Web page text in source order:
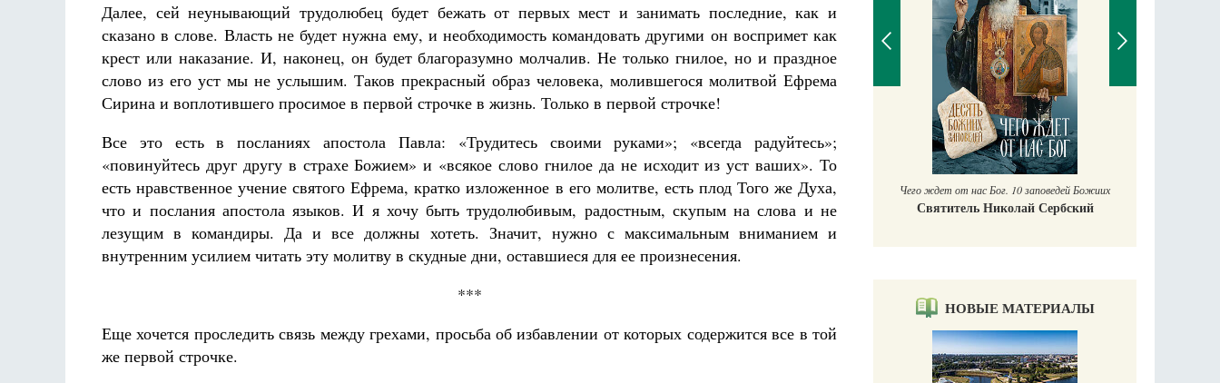
Далее, сей неунывающий трудолюбец будет бежать от первых мест и занимать последние, как и
сказано в слове. Власть не будет нужна ему, и необходимость командовать другими он воспримет как
крест или наказание. И, наконец, он будет благоразумно молчалив. Не только гнилое, но и праздное
слово из его уст мы не услышим. Таков прекрасный образ человека, молившегося молитвой Ефрема
Сирина и воплотившего просимое в первой строчке в жизнь. Только в первой строчке!
Все это есть в посланиях апостола Павла: «Трудитесь своими руками»; «всегда радуйтесь»;
«повинуйтесь друг другу в страхе Божием» и «всякое слово гнилое да не исходит из уст ваших». То
есть нравственное учение святого Ефрема, кратко изложенное в его молитве, есть плод Того же Духа,
что и послания апостола языков. И я хочу быть трудолюбивым, радостным, скупым на слова и не
лезущим в командиры. Да и все должны хотеть. Значит, нужно с максимальным вниманием и
внутренним усилием читать эту молитву в скудные дни, оставшиеся для ее произнесения.
***
Еще хочется проследить связь между грехами, просьба об избавлении от которых содержится все в той
же первой строчке.
Разлуки не будет
Фредерика де Грааф Как найти своё место в жизни
Кирилл Мурышев
Великомученик Георгий Победоносец. Научись у
святого
Роман Котов Чего ждет от нас Бог. 10 заповедей Божиих
Святитель Николай Сербский
НОВЫЕ МАТЕРИАЛЫ